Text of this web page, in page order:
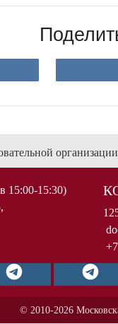
организации
15:00-15:30)
© 2010-2026